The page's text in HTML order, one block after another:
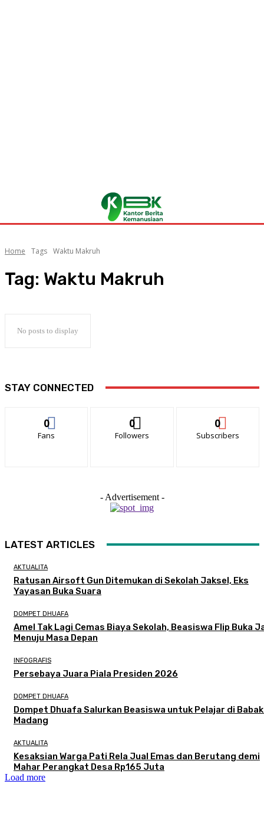
Home Tags Waktu Makruh
Tag: Waktu Makruh
No posts to display
STAY CONNECTED
0
Fans
0
Followers
0
Subscribers
- Advertisement -
LATEST ARTICLES
AKTUALITA
Ratusan Airsoft Gun Ditemukan di Sekolah Jaksel, Eks
Yayasan Buka Suara
DOMPET DHUAFA
Amel Tak Lagi Cemas Biaya Sekolah, Beasiswa Flip Buka
Menuju Masa Depan
INFOGRAFIS
Persebaya Juara Piala Presiden 2026
DOMPET DHUAFA
Dompet Dhuafa Salurkan Beasiswa untuk Pelajar di
Madang
AKTUALITA
Kesaksian Warga Pati Rela Jual Emas dan Berutang demi
Mahar Perangkat Desa Rp165 Juta
Load more